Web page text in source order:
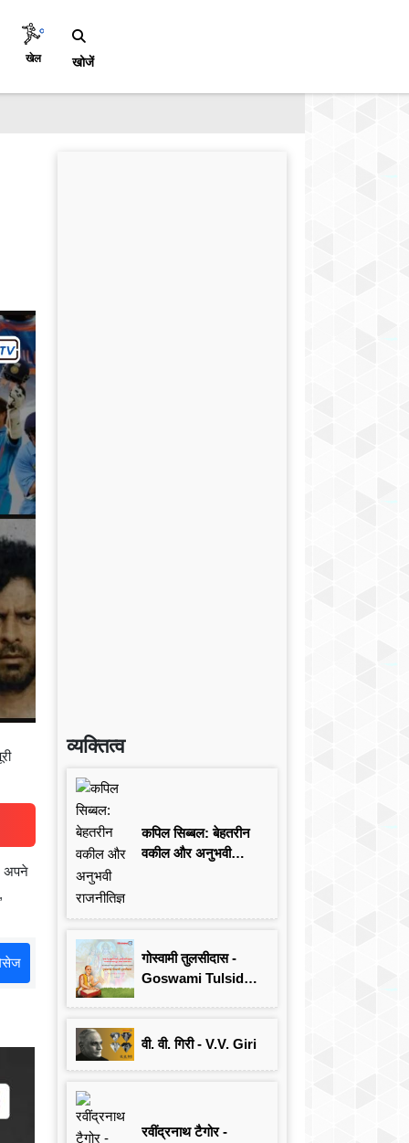
खेल खोजें
अपने
व्यक्तित्व
कपिल सिब्बल: बेहतरीन
वकील और अनुभवी
गोस्वामी तुलसीदास -
Goswami Tulsidas:
वी. वी. गिरी - V.V. Giri
रवींद्रनाथ टैगोर -